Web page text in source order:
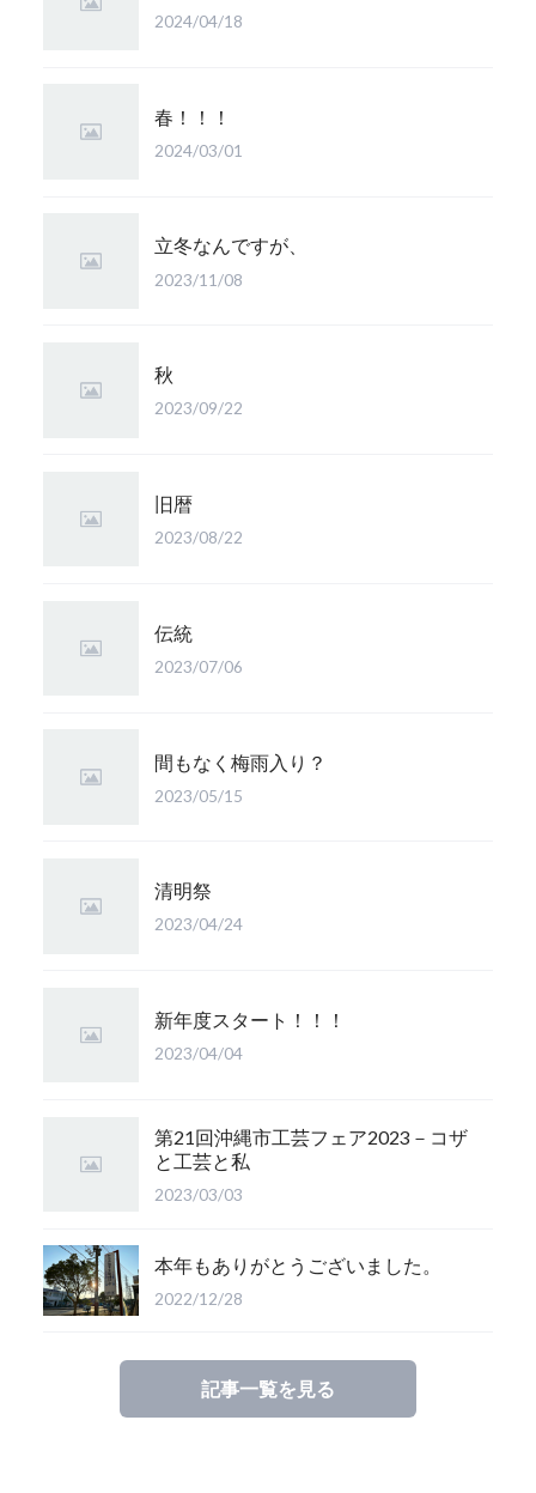
2024/04/18
春！！！
2024/03/01
立冬なんですが、
2023/11/08
秋
2023/09/22
旧暦
2023/08/22
伝統
2023/07/06
間もなく梅雨入り？
2023/05/15
清明祭
2023/04/24
新年度スタート！！！
2023/04/04
第21回沖縄市工芸フェア2023－コザ
と工芸と私
2023/03/03
本年もありがとうございました。
2022/12/28
記事一覧を見る